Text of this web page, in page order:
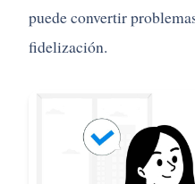
puedeconvertir
fidelización.